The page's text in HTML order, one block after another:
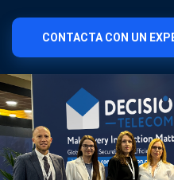
CONTACTA CON UN